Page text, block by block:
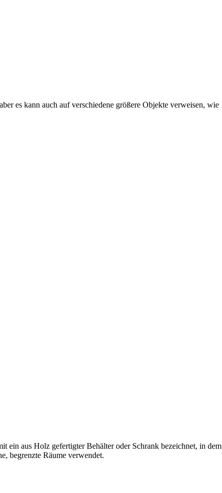
es kann auch auf verschiedene größere Objekte verweisen, wie
ein aus Holz gefertigter Behälter oder Schrank bezeichnet, in dem
begrenzte Räume verwendet.